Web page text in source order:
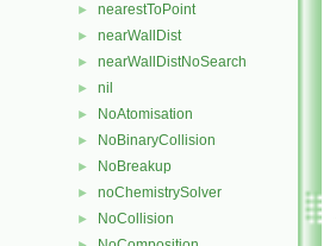
► nearestToPoint
► nearWallDist
► nearWallDistNoSearch
► nil
► NoAtomisation
► NoBinaryCollision
► NoBreakup
► noChemistrySolver
► NoCollision